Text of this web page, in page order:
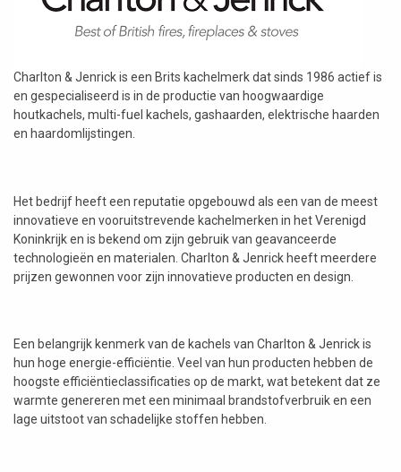
Charlton & Jenrick is een Brits kachelmerk dat sinds 1986 actief is
en gespecialiseerd is in de productie van hoogwaardige
houtkachels, multi-fuel kachels, gashaarden, elektrische haarden
en haardomlijstingen.
Het bedrijf heeft een reputatie opgebouwd als een van de meest
innovatieve en vooruitstrevende kachelmerken in het Verenigd
Koninkrijk en is bekend om zijn gebruik van geavanceerde
technologieën en materialen. Charlton & Jenrick heeft meerdere
prijzen gewonnen voor zijn innovatieve producten en design.
Een belangrijk kenmerk van de kachels van Charlton & Jenrick is
hun hoge energie-efficiëntie. Veel van hun producten hebben de
hoogste efficiëntieclassificaties op de markt, wat betekent dat ze
warmte genereren met een minimaal brandstofverbruik en een
lage uitstoot van schadelijke stoffen hebben.